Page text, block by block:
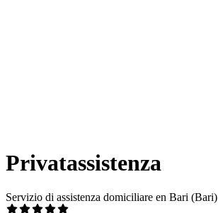
Privatassistenza
Servizio di assistenza domiciliare en Bari (Bari)